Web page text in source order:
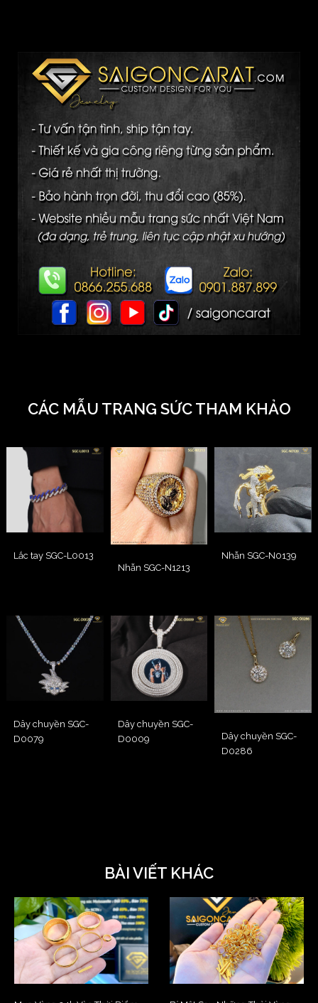
CÁC MẪU TRANG SỨC THAM KHẢO
Lắc tay SGC-L0013
Nhẫn SGC-N1213
Nhẫn SGC-N0139
Dây chuyền SGC-
D0079
Dây chuyền SGC-
D0009
Dây chuyền SGC-
D0286
BÀI VIẾT KHÁC